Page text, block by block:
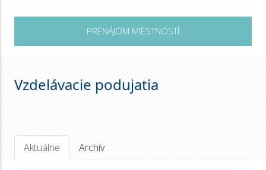
PRENÁJOM MIESTNOSTÍ
Vzdelávacie podujatia
Aktuálne Archív